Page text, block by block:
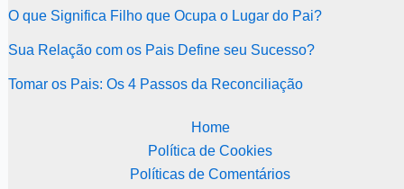
O que Significa Filho que Ocupa o Lugar do Pai?
Sua Relação com os Pais Define seu Sucesso?
Tomar os Pais: Os 4 Passos da Reconciliação
Home
Política de Cookies
Políticas de Comentários